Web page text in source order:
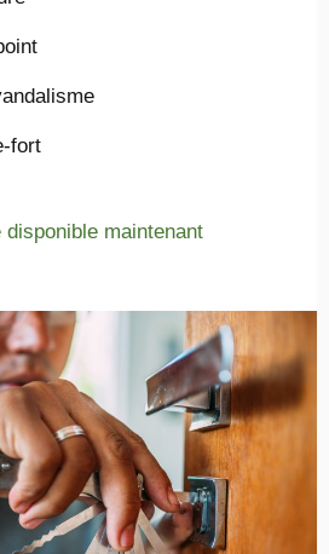
fort
maintenant